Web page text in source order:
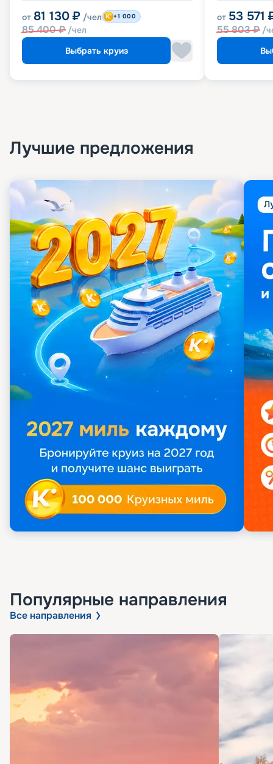
от 81 130 ₽ /чел
85 400₽ /чел
+1 000
Выбрать круиз
от 53 571
55 803₽ /
Лучшие предложения
Популярные направления
Все направления